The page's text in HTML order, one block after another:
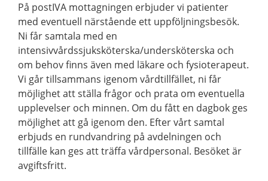
På postIVA mottagningen erbjuder vi patienter
med eventuell närstående ett uppföljningsbesök.
Ni får samtala med en
intensivvårdssjuksköterska/undersköterska och
om behov finns även med läkare och fysioterapeut.
Vi går tillsammans igenom vårdtillfället, ni får
möjlighet att ställa frågor och prata om eventuella
upplevelser och minnen. Om du fått en dagbok ges
möjlighet att gå igenom den. Efter vårt samtal
erbjuds en rundvandring på avdelningen och
tillfälle kan ges att träffa vårdpersonal. Besöket är
avgiftsfritt.